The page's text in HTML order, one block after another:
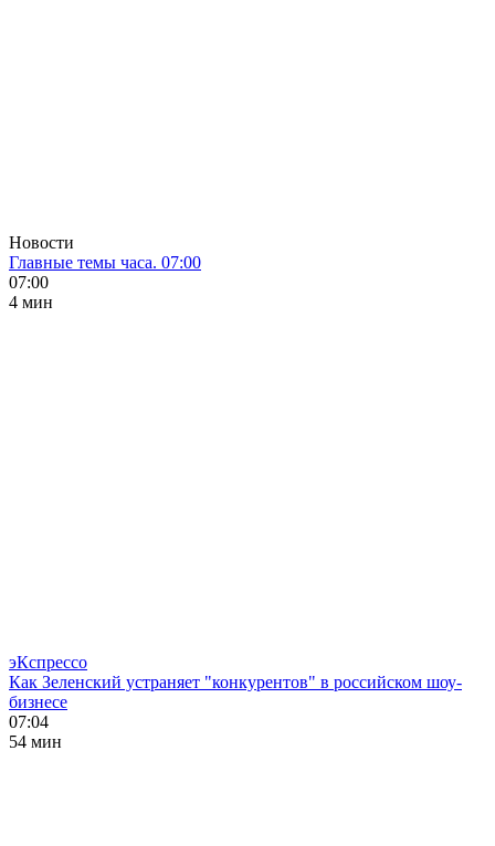
Новости
Главные темы часа. 07:00
07:00
4 мин
эКспрессо
Как Зеленский устраняет "конкурентов" в российском шоу-
бизнесе
07:04
54 мин